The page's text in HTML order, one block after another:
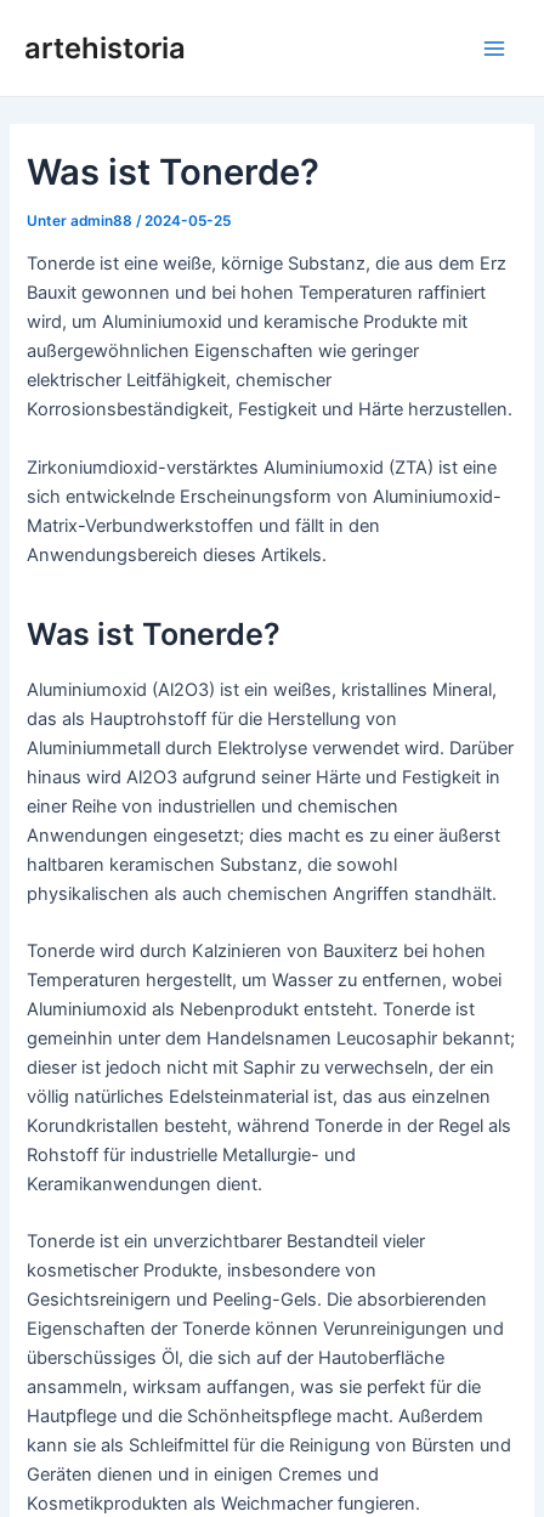
Inhaltartehistoria
Was ist Tonerde?
Unteradmin88 /2024-05-25
Tonerde ist eine weiße, körnige Substanz, die aus dem Erz
Bauxit gewonnen und bei hohen Temperaturen raffiniert
wird, um Aluminiumoxid und keramische Produkte mit
außergewöhnlichen Eigenschaften wie geringer
elektrischer Leitfähigkeit, chemischer
Korrosionsbeständigkeit, Festigkeit und Härte herzustellen.
Zirkoniumdioxid-verstärktes Aluminiumoxid (ZTA) ist eine
sich entwickelnde Erscheinungsform von Aluminiumoxid-
Matrix-Verbundwerkstoffen und fällt in den
Anwendungsbereich dieses Artikels.
Was ist Tonerde?
Aluminiumoxid (Al2O3) ist ein weißes, kristallines Mineral,
das als Hauptrohstoff für die Herstellung von
Aluminiummetall durch Elektrolyse verwendet wird. Darüber
hinaus wird Al2O3 aufgrund seiner Härte und Festigkeit in
einer Reihe von industriellen und chemischen
Anwendungen eingesetzt; dies macht es zu einer äußerst
haltbaren keramischen Substanz, die sowohl
physikalischen als auch chemischen Angriffen standhält.
Tonerde wird durch Kalzinieren von Bauxiterz bei hohen
Temperaturen hergestellt, um Wasser zu entfernen, wobei
Aluminiumoxid als Nebenprodukt entsteht. Tonerde ist
gemeinhin unter dem Handelsnamen Leucosaphir bekannt;
dieser ist jedoch nicht mit Saphir zu verwechseln, der ein
völlig natürliches Edelsteinmaterial ist, das aus einzelnen
Korundkristallen besteht, während Tonerde in der Regel als
Rohstoff für industrielle Metallurgie- und
Keramikanwendungen dient.
Tonerde ist ein unverzichtbarer Bestandteil vieler
kosmetischer Produkte, insbesondere von
Gesichtsreinigern und Peeling-Gels. Die absorbierenden
Eigenschaften der Tonerde können Verunreinigungen und
überschüssiges Öl, die sich auf der Hautoberfläche
ansammeln, wirksam auffangen, was sie perfekt für die
Hautpflege und die Schönheitspflege macht. Außerdem
kann sie als Schleifmittel für die Reinigung von Bürsten und
Geräten dienen und in einigen Cremes und
Kosmetikprodukten als Weichmacher fungieren.